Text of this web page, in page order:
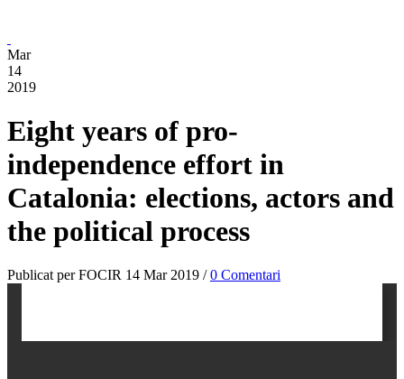
Mar
14
2019
Eight years of pro-
independence effort in
Catalonia: elections, actors and
the political process
Publicat per FOCIR 14 Mar 2019 /0 Comentari